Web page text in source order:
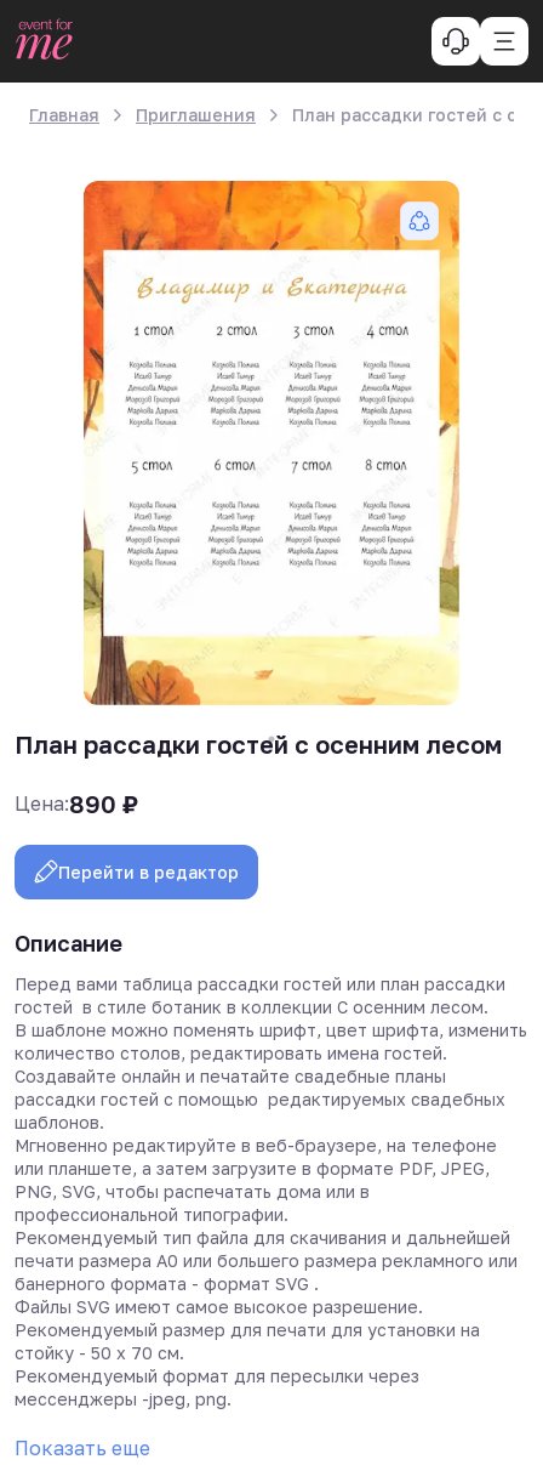
Главная Приглашения План рассадки гостей с
План рассадки гостей с осенним лесом
Цена:890 ₽
Перейти в редактор
Описание
Перед вами таблица рассадки гостей или план рассадки
гостей в стиле ботаник в коллекции С осенним лесом.
В шаблоне можно поменять шрифт, цвет шрифта, изменить
количество столов, редактировать имена гостей.
Создавайте онлайн и печатайте свадебные планы
рассадки гостей с помощью редактируемых свадебных
шаблонов.
Мгновенно редактируйте в веб-браузере, на телефоне
или планшете, а затем загрузите в формате PDF, JPEG,
PNG, SVG, чтобы распечатать дома или в
профессиональной типографии.
Рекомендуемый тип файла для скачивания и дальнейшей
печати размера А0 или большего размера рекламного или
банерного формата - формат SVG .
Файлы SVG имеют самое высокое разрешение.
Рекомендуемый размер для печати для установки на
стойку - 50 х 70 см.
Рекомендуемый формат для пересылки через
мессенджеры -jpeg, png.
Показать еще